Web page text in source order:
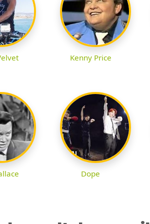
Kenny Price
Dope